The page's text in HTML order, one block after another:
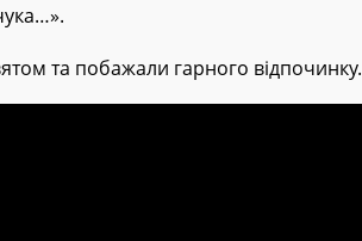
та побажали гарного відпочинку.